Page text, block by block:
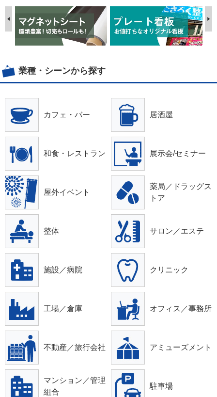
業種・シーンから探す
カフェ・バー 居酒屋
和食・レストラン 展示会/セミナー
屋外イベント
薬局／ドラッグス
トア
整体 サロン／エステ
施設／病院 クリニック
工場／倉庫 オフィス／事務所
不動産／旅行会社 アミューズメント
マンション／管理
組合
駐車場